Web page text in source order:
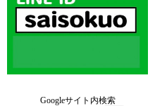
Googleサイト内検索